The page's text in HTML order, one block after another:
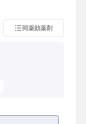
同薬効薬剤